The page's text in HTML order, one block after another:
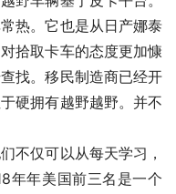
热。它也是从日产娜泰
拾取卡车的态度更加慷
找。移民制造商已经开
硬拥有越野越野。并不
不仅可以从每天学习，
年年美国前三名是一个